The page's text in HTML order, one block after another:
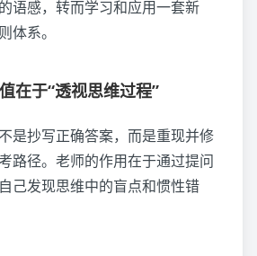
语感，转而学习和应用一套新
体系。
在于“透视思维过程”
是抄写正确答案，而是重现并修
路径。老师的作用在于通过提问
己发现思维中的盲点和惯性错